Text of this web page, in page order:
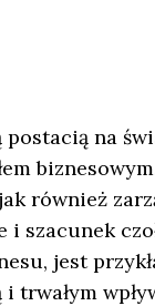
postacią na
również
i szacunek
jest
trwałym